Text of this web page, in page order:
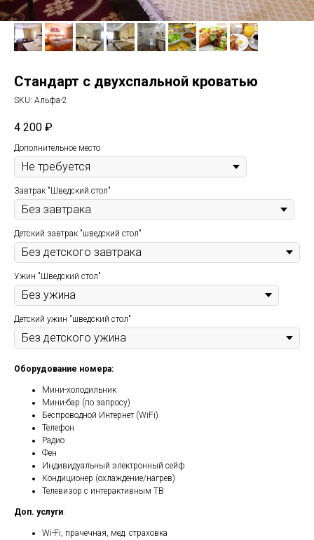
Стандарт с двухспальной кроватью
SKU: Альфа-2
4 200 ₽
Дополнительное место
Завтрак "Шведский стол"
Детский завтрак "шведский стол"
Ужин "Шведский стол"
Детский ужин "шведский стол"
Оборудование номера:
Мини-холодильник
Мини-бар (по запросу)
Беспроводной Интернет (WiFi)
Телефон
Радио
Фен
Индивидуальный электронный сейф
Кондиционер (охлаждение/нагрев)
Телевизор с интерактивным ТВ
Доп. услуги:
Wi-Fi, прачечная, мед. страховка